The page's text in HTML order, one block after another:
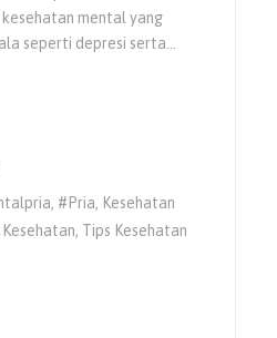
mental yang
seperti depresi serta…
, #pria, Kesehatan
Kesehatan, Tips Kesehatan